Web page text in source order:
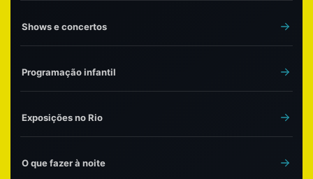
Shows e concertos
Programação infantil
Exposições no Rio
O que fazer à noite